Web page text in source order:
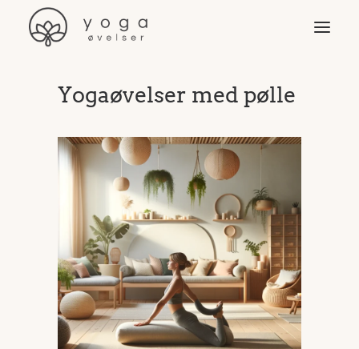
Øvelser
Yoga-stilarter
Yogaudstyr
Søg
Yogaøvelser med pølle